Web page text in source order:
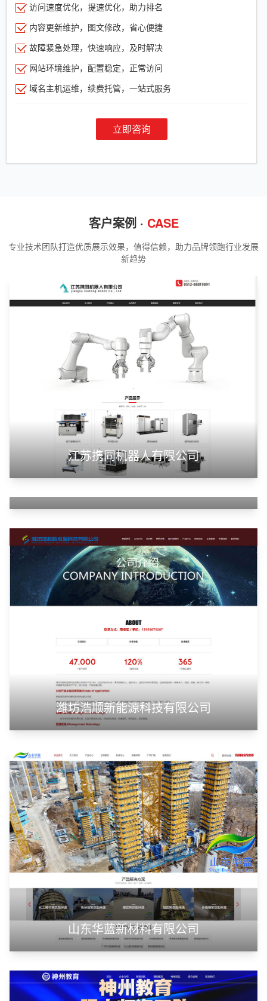
访问速度优化，提速优化，助力排名
内容更新维护，图文修改，省心便捷
故障紧急处理，快速响应，及时解决
网站环境维护，配置稳定，正常访问
域名主机运维，续费托管，一站式服务
立即咨询
客户案例 · CASE
专业技术团队打造优质展示效果，值得信赖，助力品牌领跑行业发展
新趋势
江苏携同机器人有限公司
云南同华国际贸易有限公司
潍坊浩顺新能源科技有限公司